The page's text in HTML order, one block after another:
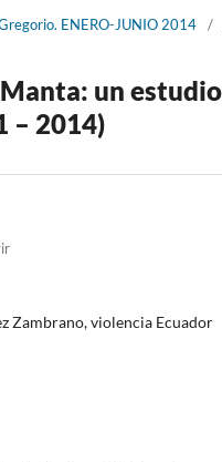
ENERO-JUNIO 2014 /
un
– 2014)
Zambrano, violencia Ecuador